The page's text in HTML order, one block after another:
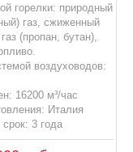
горелки: природный
газ, сжиженный
(пропан, бутан),
воздуховодов:
16200 м³/час
Италия
срок: 3 года